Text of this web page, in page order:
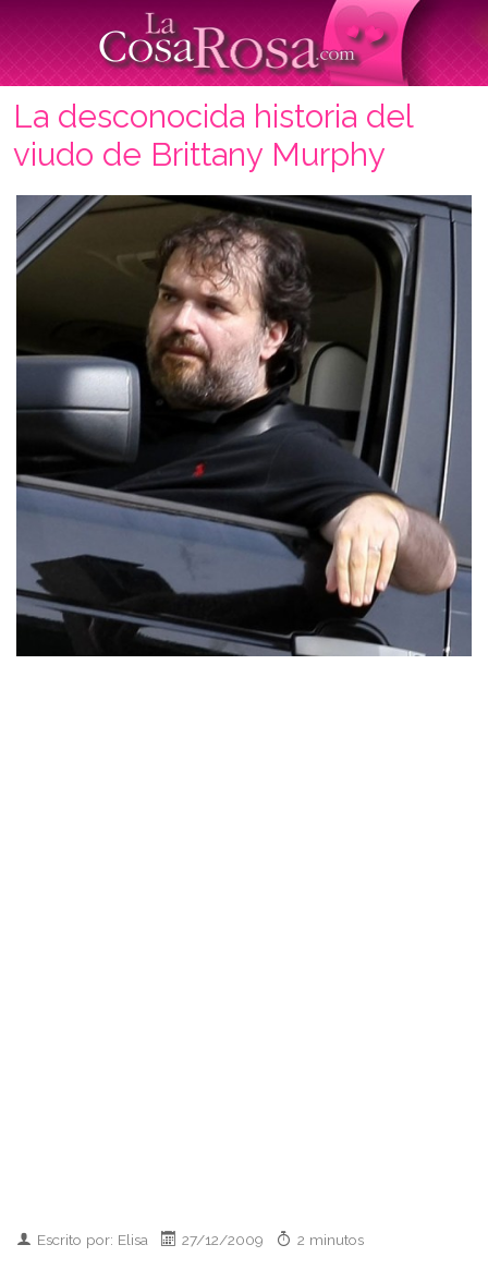
La desconocida historia del
viudo de Brittany Murphy
Escrito por: Elisa 27/12/2009 2 minutos